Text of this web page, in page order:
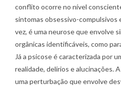
conflito ocorre no nível
sintomas obsessivo-compulsivos
vez, é uma neurose que envolve
orgânicas identificáveis, como
Já a psicose é caracterizada por
realidade, delírios e alucinações.
uma perturbação que envolve